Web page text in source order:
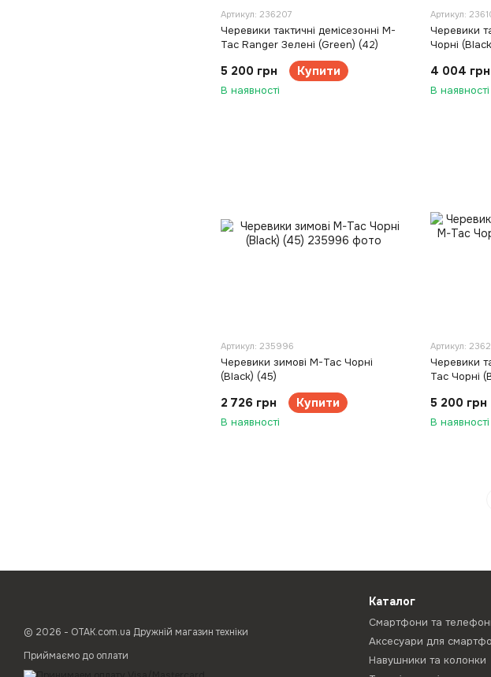
Артикул: 236207
Черевики тактичні демісезонні M-
Tac Ranger Зелені (Green) (42)
5 200 грн Купити
В наявності
Артикул:
Черевики
Чорні
4 004 грн
В наявності
Артикул: 235996
Черевики зимові M-Tac Чорні
(Black) (45)
2 726 грн Купити
В наявності
Артикул:
Черевики
Tac Чорні
5 200 грн
В наявності
© 2026 - ОТАК.com.ua Дружній магазин техніки
Приймаємо до оплати
Каталог
Смартфони та
Аксесуари для
Навушники та колонки